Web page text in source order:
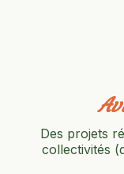
Des projets
collectivités